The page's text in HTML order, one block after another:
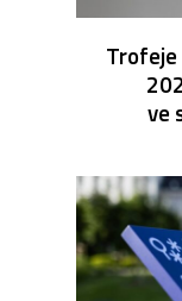
Trofeje
ve